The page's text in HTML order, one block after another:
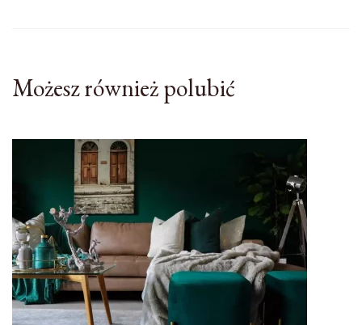
Możesz również polubić